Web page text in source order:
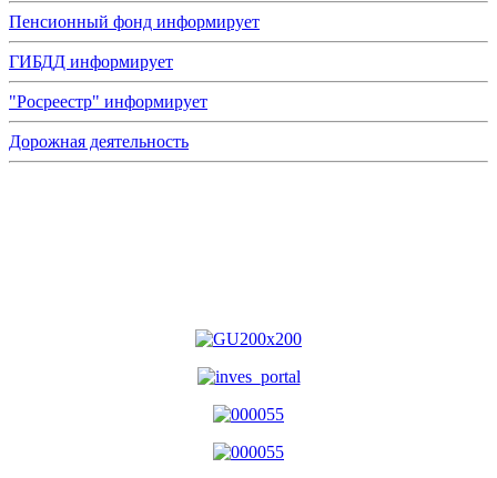
Пенсионный фонд информирует
ГИБДД информирует
"Росреестр" информирует
Дорожная деятельность